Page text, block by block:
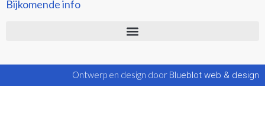
Bijkomende info
Ontwerp en design door Blueblot web & design